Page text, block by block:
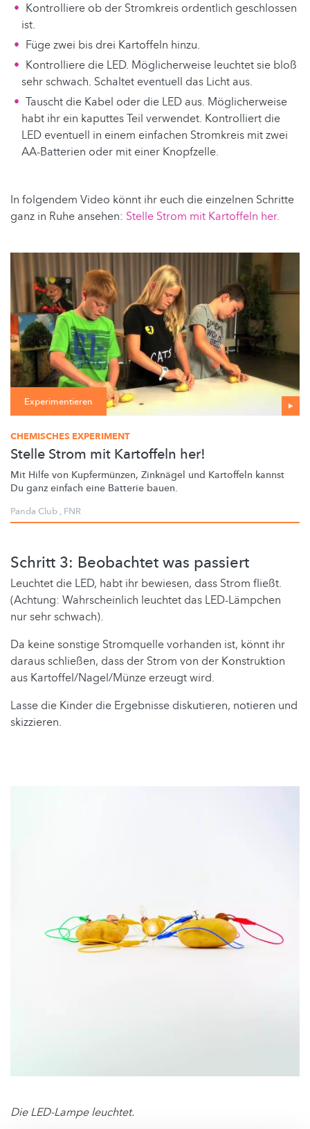
Kontrolliere ob der Stromkreis ordentlich geschlossen
ist.
Füge zwei bis drei Kartoffeln hinzu.
Kontrolliere die LED. Möglicherweise leuchtet sie bloß
sehr schwach. Schaltet eventuell das Licht aus.
Tauscht die Kabel oder die LED aus. Möglicherweise
habt ihr ein kaputtes Teil verwendet. Kontrolliert die
LED eventuell in einem einfachen Stromkreis mit zwei
AA-Batterien oder mit einer Knopfzelle.
In folgendem Video könnt ihr euch die einzelnen Schritte
ganz in Ruhe ansehen: Stelle Strom mit Kartoffeln her.
Experimentieren
CHEMISCHES EXPERIMENT
Stelle Strom mit Kartoffeln her!
Mit Hilfe von Kupfermünzen, Zinknägel und Kartoffeln kannst
Du ganz einfach eine Batterie bauen.
Panda Club , FNR
Schritt 3: Beobachtet was passiert
Leuchtet die LED, habt ihr bewiesen, dass Strom fließt.
(Achtung: Wahrscheinlich leuchtet das LED-Lämpchen
nur sehr schwach).
Da keine sonstige Stromquelle vorhanden ist, könnt ihr
daraus schließen, dass der Strom von der Konstruktion
aus Kartoffel/Nagel/Münze erzeugt wird.
Lasse die Kinder die Ergebnisse diskutieren, notieren und
skizzieren.
Die LED-Lampe leuchtet.